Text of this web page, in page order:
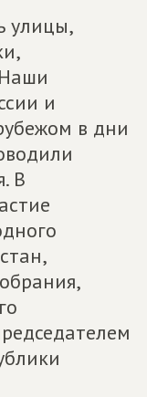
улицы,
и
в дни
В